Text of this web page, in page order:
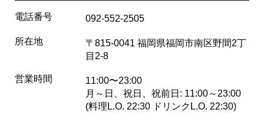
電話番号 092-552-2505
所在地
〒815-0041 福岡県福岡市南区野間2丁
目2-8
営業時間
11:00〜23:00
月～日、祝日、祝前日: 11:00～23:00
(料理L.O. 22:30 ドリンクL.O. 22:30)